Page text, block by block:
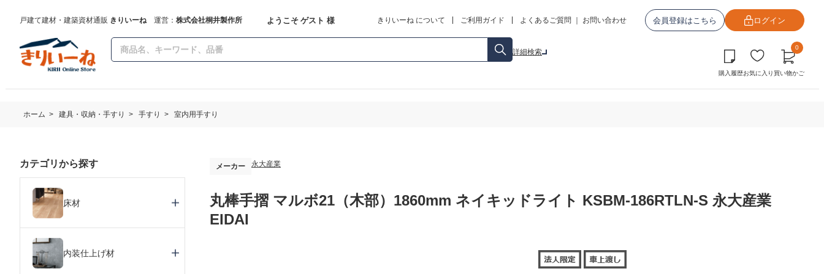
戸建て建材・建築資材通販 きりいーね運営： 株式会社桐井製作所 ようこそ ゲスト 様 きりいーね について ご利用ガイド よくあるご質問 お問い合わせ 会員登録はこちら ログイン
詳細検索
購入履歴お気に入り
0
買い物かご
ホーム > 建具・収納・手すり > 手すり > 室内用手すり
メーカー 永大産業
丸棒手摺 マルボ21（木部）1860mm ネイキッドライト KSBM-186RTLN-S 永大産業
EIDAI
カテゴリから探す
床材
内装仕上げ材